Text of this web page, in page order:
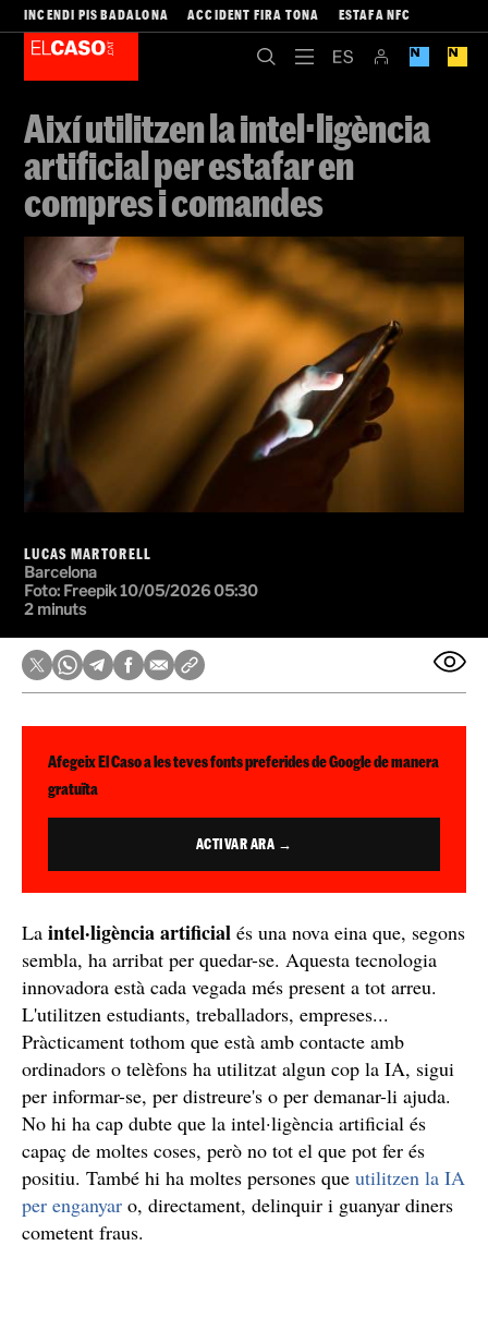
INCENDI PIS BADALONA ACCIDENT FIRA TONA ESTAFA NFC
Així utilitzen la intel·ligència
artificial per estafar en
compres i comandes
LUCAS MARTORELL
Barcelona
Foto: Freepik10/05/2026 05:30
2 minuts
Afegeix El Caso a les teves fonts preferides de Google de manera
gratuïta
ACTIVAR ARA →
La intel·ligència artificial és una nova eina que, segons
sembla, ha arribat per quedar-se. Aquesta tecnologia
innovadora està cada vegada més present a tot arreu.
L'utilitzen estudiants, treballadors, empreses...
Pràcticament tothom que està amb contacte amb
ordinadors o telèfons ha utilitzat algun cop la IA, sigui
per informar-se, per distreure's o per demanar-li ajuda.
No hi ha cap dubte que la intel·ligència artificial és
capaç de moltes coses, però no tot el que pot fer és
positiu. També hi ha moltes persones que utilitzen la IA
per enganyar o, directament, delinquir i guanyar diners
cometent fraus.